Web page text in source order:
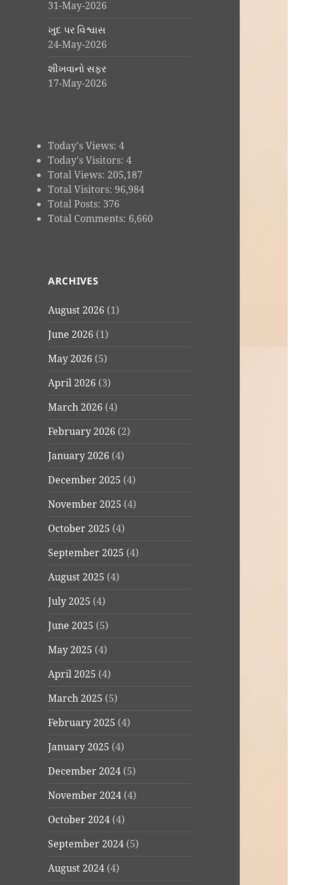
31-May-2026
ખુદ પર વિશ્વાસ
24-May-2026
શીખવાનો સફર
17-May-2026
Today's Views:4
Today's Visitors:4
Total Views: 205,187
Total Visitors: 96,984
Total Posts: 376
Total Comments: 6,660
ARCHIVES
August 2026 (1)
June 2026 (1)
May 2026 (5)
April 2026 (3)
March 2026 (4)
February 2026 (2)
January 2026 (4)
December 2025 (4)
November 2025 (4)
October 2025 (4)
September 2025 (4)
August 2025 (4)
July 2025 (4)
June 2025 (5)
May 2025 (4)
April 2025 (4)
March 2025 (5)
February 2025 (4)
January 2025 (4)
December 2024 (5)
November 2024 (4)
October 2024 (4)
September 2024 (5)
August 2024 (4)